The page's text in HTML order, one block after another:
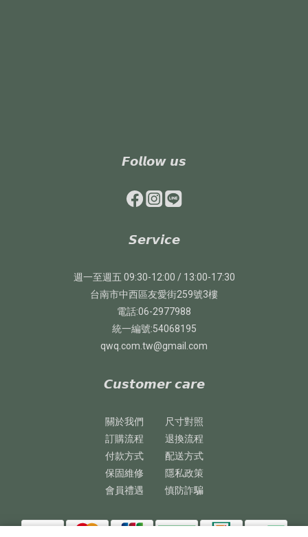
𝙁𝙤𝙡𝙡𝙤𝙬 𝙪𝙨
𝙎𝙚𝙧𝙫𝙞𝙘𝙚
週一至週五 09:30-12:00 / 13:00-17:30
台南市中西區友愛街259號3樓
電話:06-2977988
統一編號:54068195
qwq.com.tw@gmail.com
𝘾𝙪𝙨𝙩𝙤𝙢𝙚𝙧 𝙘𝙖𝙧𝙚
關於我們
尺寸對照
訂購流程
退換流程
付款方式
配送方式
保固維修
隱私政策
會員禮遇
慎防詐騙